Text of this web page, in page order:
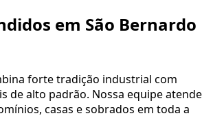
em São Bernardo
forte tradição industrial com
de alto padrão. Nossa equipe atende
casas e sobrados em toda a